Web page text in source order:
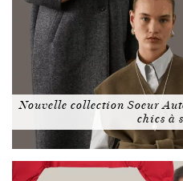
Nouvelle collection Soeur
chics à